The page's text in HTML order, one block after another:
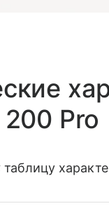
Pro